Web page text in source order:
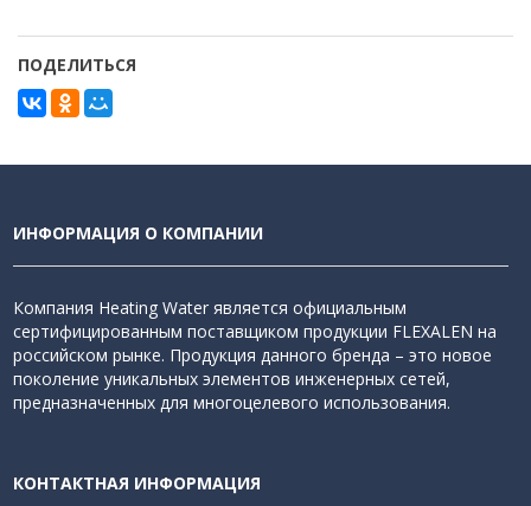
ПОДЕЛИТЬСЯ
ИНФОРМАЦИЯ О КОМПАНИИ
Компания Heating Water является официальным
сертифицированным поставщиком продукции FLEXALEN на
российском рынке. Продукция данного бренда – это новое
поколение уникальных элементов инженерных сетей,
предназначенных для многоцелевого использования.
КОНТАКТНАЯ ИНФОРМАЦИЯ